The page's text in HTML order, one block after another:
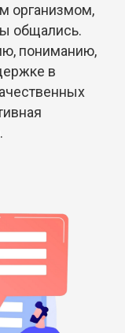
организмом,
общались.
пониманию,
в